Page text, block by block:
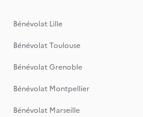
Bénévolat Lille
Bénévolat Toulouse
Bénévolat Grenoble
Bénévolat Montpellier
Bénévolat Marseille